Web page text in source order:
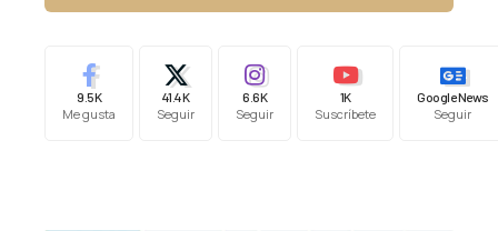
9.5K
Me gusta
41.4K
Seguir
6.6K
Seguir
1K
Suscríbete
Google News
Seguir